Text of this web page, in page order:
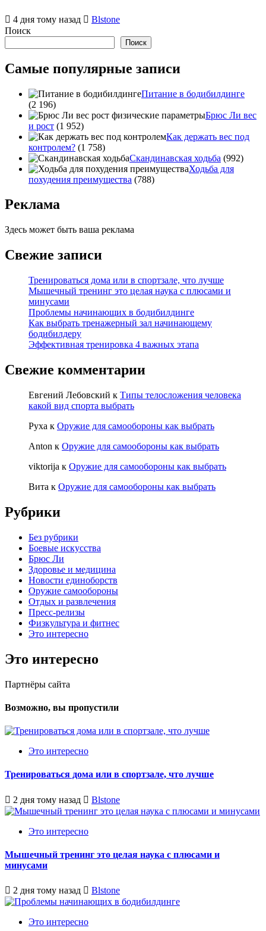
4 дня тому назад
Blstone
Поиск
Поиск
Самые популярные записи
Питание в бодибилдинге
(2 196)
Брюс Ли вес
и рост (1 952)
Как держать вес под
контролем? (1 758)
Скандинавская ходьба (992)
Ходьба для
похудения преимущества (788)
Реклама
Здесь может быть ваша реклама
Свежие записи
Тренироваться дома или в спортзале, что лучше
Мышечный тренинг это целая наука с плюсами и
минусами
Проблемы начинающих в бодибилдинге
Как выбрать тренажерный зал начинающему
бодибилдеру
Эффективная тренировка 4 важных этапа
Свежие комментарии
Евгений Лебовский к Типы телосложения человека
какой вид спорта выбрать
Руха к Оружие для самообороны как выбрать
Anton к Оружие для самообороны как выбрать
viktorija к Оружие для самообороны как выбрать
Вита к Оружие для самообороны как выбрать
Рубрики
Без рубрики
Боевые искусства
Брюс Ли
Здоровье и медицина
Новости единоборств
Оружие самообороны
Отдых и развлечения
Пресс-релизы
Физкультура и фитнес
Это интересно
Это интересно
Партнёры сайта
Возможно, вы пропустили
Это интересно
Тренироваться дома или в спортзале, что лучше
2 дня тому назад Blstone
Это интересно
Мышечный тренинг это целая наука с плюсами и
минусами
2 дня тому назад Blstone
Это интересно